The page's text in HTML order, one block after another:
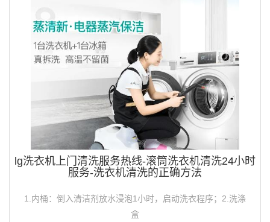
lg洗衣机上门清洗服务热线-滚筒洗衣机清洗24小时
服务-洗衣机清洗的正确方法
1.内桶：倒入清洁剂放水浸泡1小时，启动洗衣程序；2.洗涤
盒